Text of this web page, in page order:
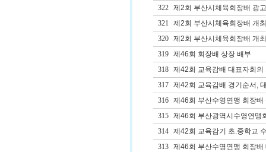
322
제2회 부산시체육회장배 광
321
제2회 부산시체육회장배 개
320
제2회 부산시체육회장배 개
319
제46회 회장배 상장 배부
318
제42회 교육감배 대표자회
317
제42회 교육감배 경기순서,
316
제46회 부산수영연맹 회장배
315
제46회 부산광역시수영연맹
314
제42회 교육감기 초.중학교
313
제46회 부산수영연맹 회장